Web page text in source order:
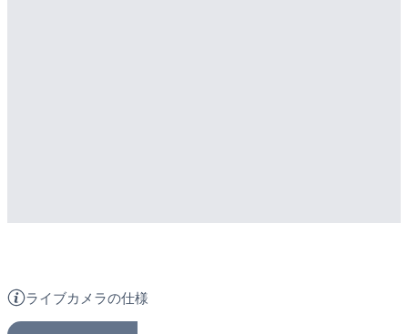
ライブカメラの仕様